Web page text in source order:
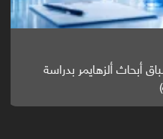
أبحاث ألزهايمر بدراسة